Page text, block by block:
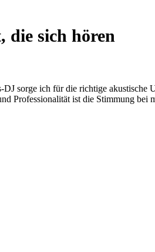
die sich hören
sorge ich für die richtige akustische
Professionalität ist die Stimmung bei